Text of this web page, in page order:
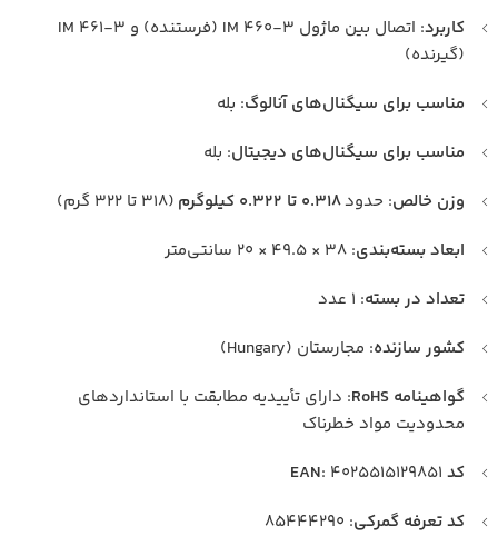
کاربرد
: اتصال بین ماژول IM 460-3 (فرستنده) و IM 461-3
(گیرنده)
مناسب برای سیگنال‌های آنالوگ: بله
مناسب برای سیگنال‌های دیجیتال: بله
وزن خالص: حدود۰.۳۱۸ تا ۰.۳۲۲ کیلوگرم
(۳۱۸ تا ۳۲۲ گرم)
ابعاد بسته‌بندی: ۳۸ × ۴۹.۵ × ۲۰ سانتی‌متر
تعداد در بسته: ۱ عدد
کشور سازنده: مجارستان (Hungary)
گواهینامه RoHS
: دارای تأییدیه مطابقت با استانداردهای
محدودیت مواد خطرناک
کد EAN : ۴۰۲۵۵۱۵۱۲۹۸۵۱
کد تعرفه گمرکی: ۸۵۴۴۴۲۹۰